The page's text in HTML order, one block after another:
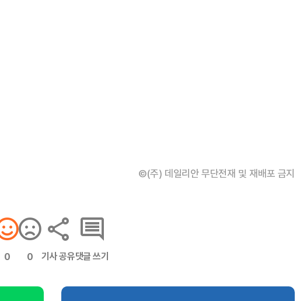
©(주) 데일리안 무단전재 및 재배포 금지
0 0 기사 공유댓글 쓰기